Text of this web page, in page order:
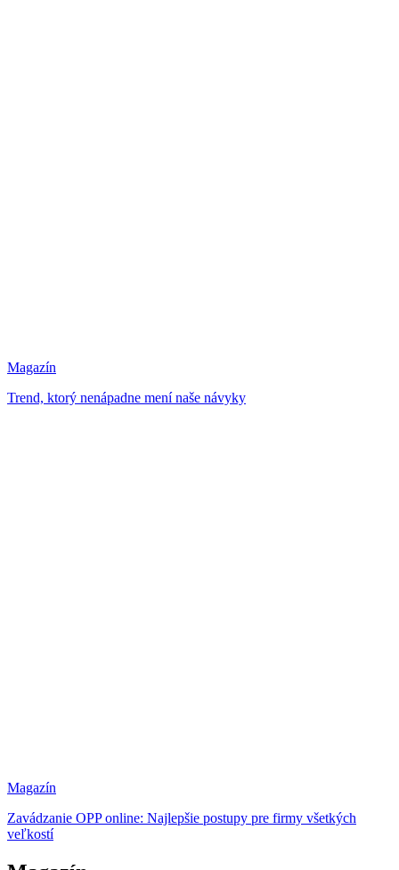
Magazín
Trend, ktorý nenápadne mení naše návyky
Magazín
Zavádzanie OPP online: Najlepšie postupy pre firmy všetkých
veľkostí